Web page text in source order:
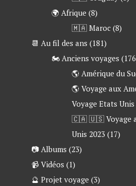
🌍 Afrique (8)
🇲🇦 Maroc (8)
📆 Au fil des ans (181)
🏍 Anciens voyages
🌎 Amérique du
🌎 Voyage aux
Voyage Etats
🇨🇦 🇺🇸 Voyage
Unis 2023 (17)
📷 Albums (23)
📹 Vidéos (1)
🔮 Projet voyage (3)